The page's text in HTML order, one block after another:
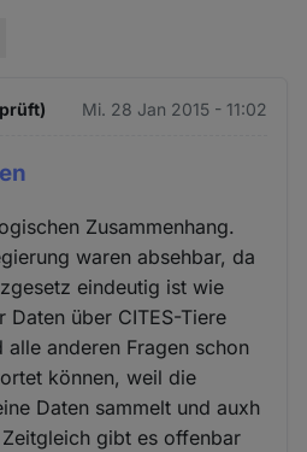
Mi. 28 Jan 2015 - 11:02
Zusammenhang.
waren absehbar, da
eindeutig ist wie
Daten über CITES-Tiere
anderen Fragen schon
können, weil die
Daten sammelt und auxh
gibt es offenbar